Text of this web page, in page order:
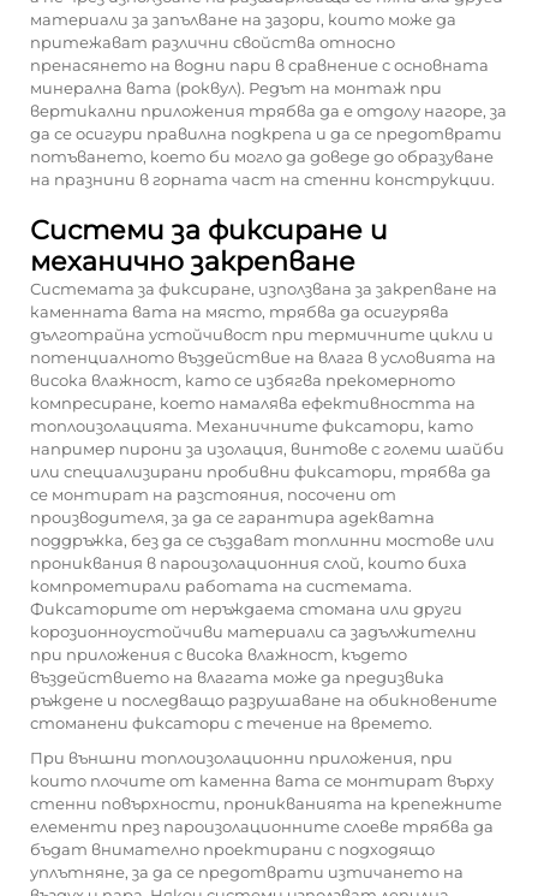
материали за запълване на зазори, които може да
притежават различни свойства относно
пренасянето на водни пари в сравнение с основната
минерална вата (роквул). Редът на монтаж при
вертикални приложения трябва да е отдолу нагоре, за
да се осигури правилна подкрепа и да се предотврати
потъването, което би могло да доведе до образуване
на празнини в горната част на стенни конструкции.
Системи за фиксиране и
механично закрепване
Системата за фиксиране, използвана за закрепване на
каменната вата на място, трябва да осигурява
дълготрайна устойчивост при термичните цикли и
потенциалното въздействие на влага в условията на
висока влажност, като се избягва прекомерното
компресиране, което намалява ефективността на
топлоизолацията. Механичните фиксатори, като
например пирони за изолация, винтове с големи шайби
или специализирани пробивни фиксатори, трябва да
се монтират на разстояния, посочени от
производителя, за да се гарантира адекватна
поддръжка, без да се създават топлинни мостове или
прониквания в пароизолационния слой, които биха
компрометирали работата на системата.
Фиксаторите от неръждаема стомана или други
корозионноустойчиви материали са задължителни
при приложения с висока влажност, където
въздействието на влагата може да предизвика
ръждене и последващо разрушаване на обикновените
стоманени фиксатори с течение на времето.
При външни топлоизолационни приложения, при
които плочите от каменна вата се монтират върху
стенни повърхности, проникванията на крепежните
елементи през пароизолационните слоеве трябва да
бъдат внимателно проектирани с подходящо
уплътняне, за да се предотврати изтичането на